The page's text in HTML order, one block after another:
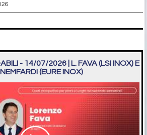
- 14/07/2026 | L. FAVA (LSI INOX) E
NEMFARDI (EURE INOX)